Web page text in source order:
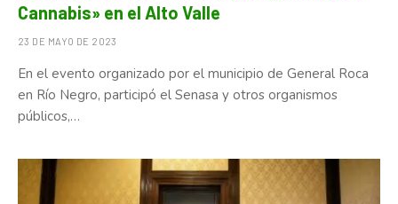
Cannabis» en el Alto Valle
23 DE MAYO DE 2023
En el evento organizado por el municipio de General Roca
en Río Negro, participó el Senasa y otros organismos
públicos,…